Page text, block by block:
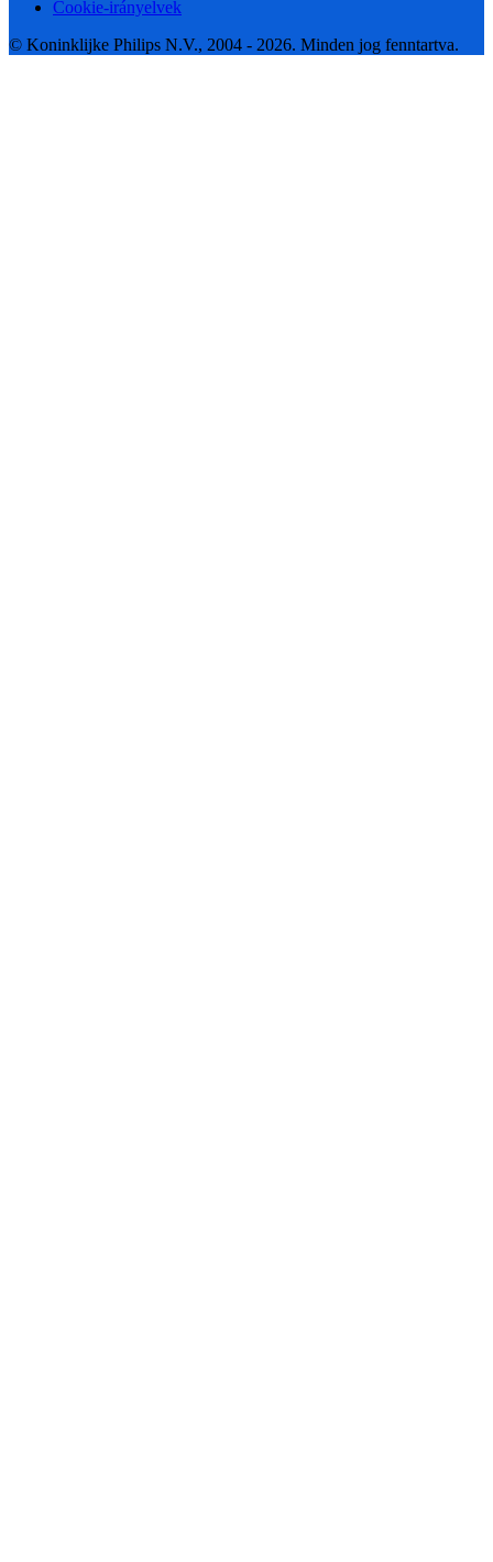
Cookie-irányelvek
© Koninklijke Philips N.V., 2004 - 2026. Minden jog fenntartva.